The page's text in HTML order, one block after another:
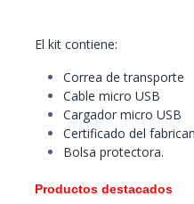
El kit contiene:
Correa de transporte
Cable micro USB
Cargador micro USB
Certificado del
Bolsa protectora.
Productos destacados